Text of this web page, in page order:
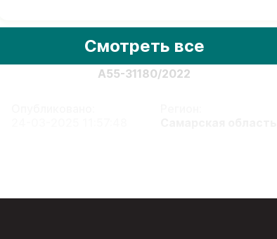
А55-31180/2022
Смотреть все